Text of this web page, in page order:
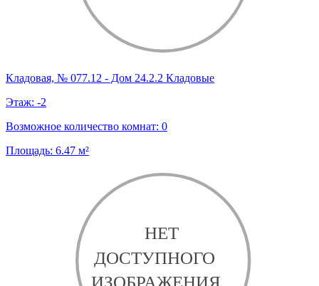
Кладовая, № 077.12 - Дом 24.2.2 Кладовые
Этаж: -2
Возможное количество комнат: 0
Площадь: 6.47 м²